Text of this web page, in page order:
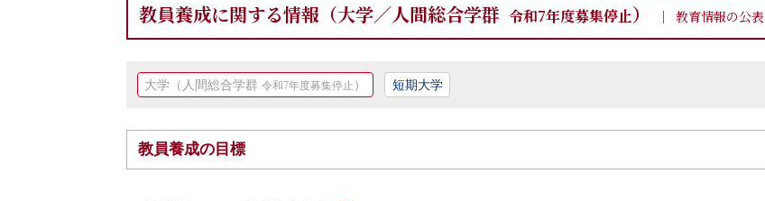
教員養成に関する情報（大学／人間総合学群 令和7年度募集停止） 教育情報の公表
大学（人間総合学群令和7年度募集停止 ） 短期大学
教員養成の目標